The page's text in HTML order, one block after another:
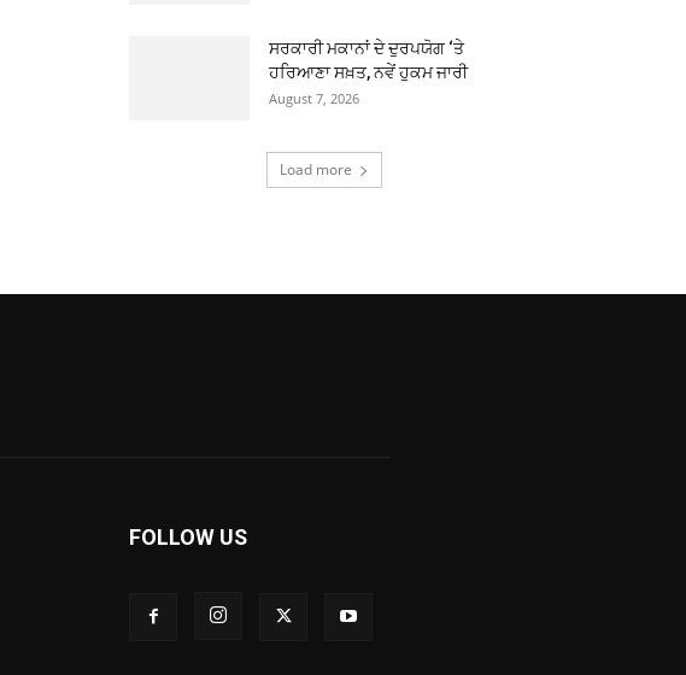
ਸਰਕਾਰੀ ਮਕਾਨਾਂ ਦੇ ਦੁਰਪਯੋਗ ‘ਤੇ
ਹਰਿਆਣਾ ਸਖ਼ਤ, ਨਵੇਂ ਹੁਕਮ ਜਾਰੀ
August 7, 2026
Load more
FOLLOW US